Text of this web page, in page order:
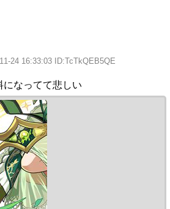
24 16:33:03 ID:TcTkQEB5QE
になってて悲しい